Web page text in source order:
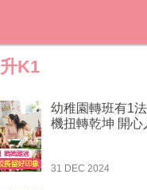
升K1
幼稚園轉班有1
機扭轉乾坤 開心
31 DEC 2024